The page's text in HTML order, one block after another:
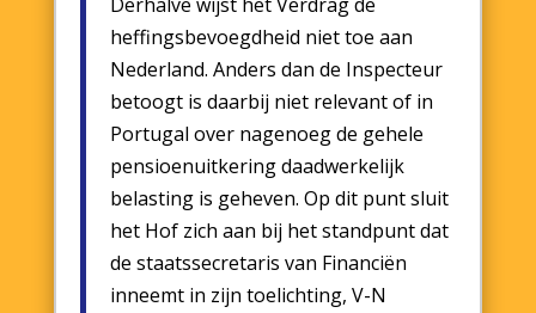
heffingsbevoegdheid niet toe aan
Nederland. Anders dan de Inspecteur
betoogt is daarbij niet relevant of in
Portugal over nagenoeg de gehele
pensioenuitkering daadwerkelijk
belasting is geheven. Op dit punt sluit
het Hof zich aan bij het standpunt dat
de staatssecretaris van Financiën
inneemt in zijn toelichting, V-N